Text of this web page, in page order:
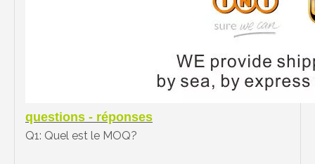
questions - réponses
Q1: Quel est le MOQ?